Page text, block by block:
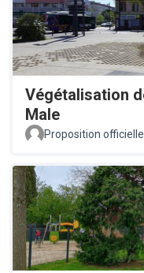
Végétalisation
Male
Proposition officielle